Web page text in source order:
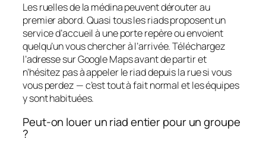
Les ruelles de la médina peuvent dérouter au
premier abord. Quasi tous les riads proposent un
service d’accueil à une porte repère ou envoient
quelqu’un vous chercher à l’arrivée. Téléchargez
l’adresse sur Google Maps avant de partir et
n’hésitez pas à appeler le riad depuis la rue si vous
vous perdez — c’est tout à fait normal et les équipes
y sont habituées.
Peut-on louer un riad entier pour un groupe
?